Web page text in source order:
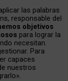
las palabras
responsable del
objetivos
para lograr la
necesitan.
Para
capaces
nuestros